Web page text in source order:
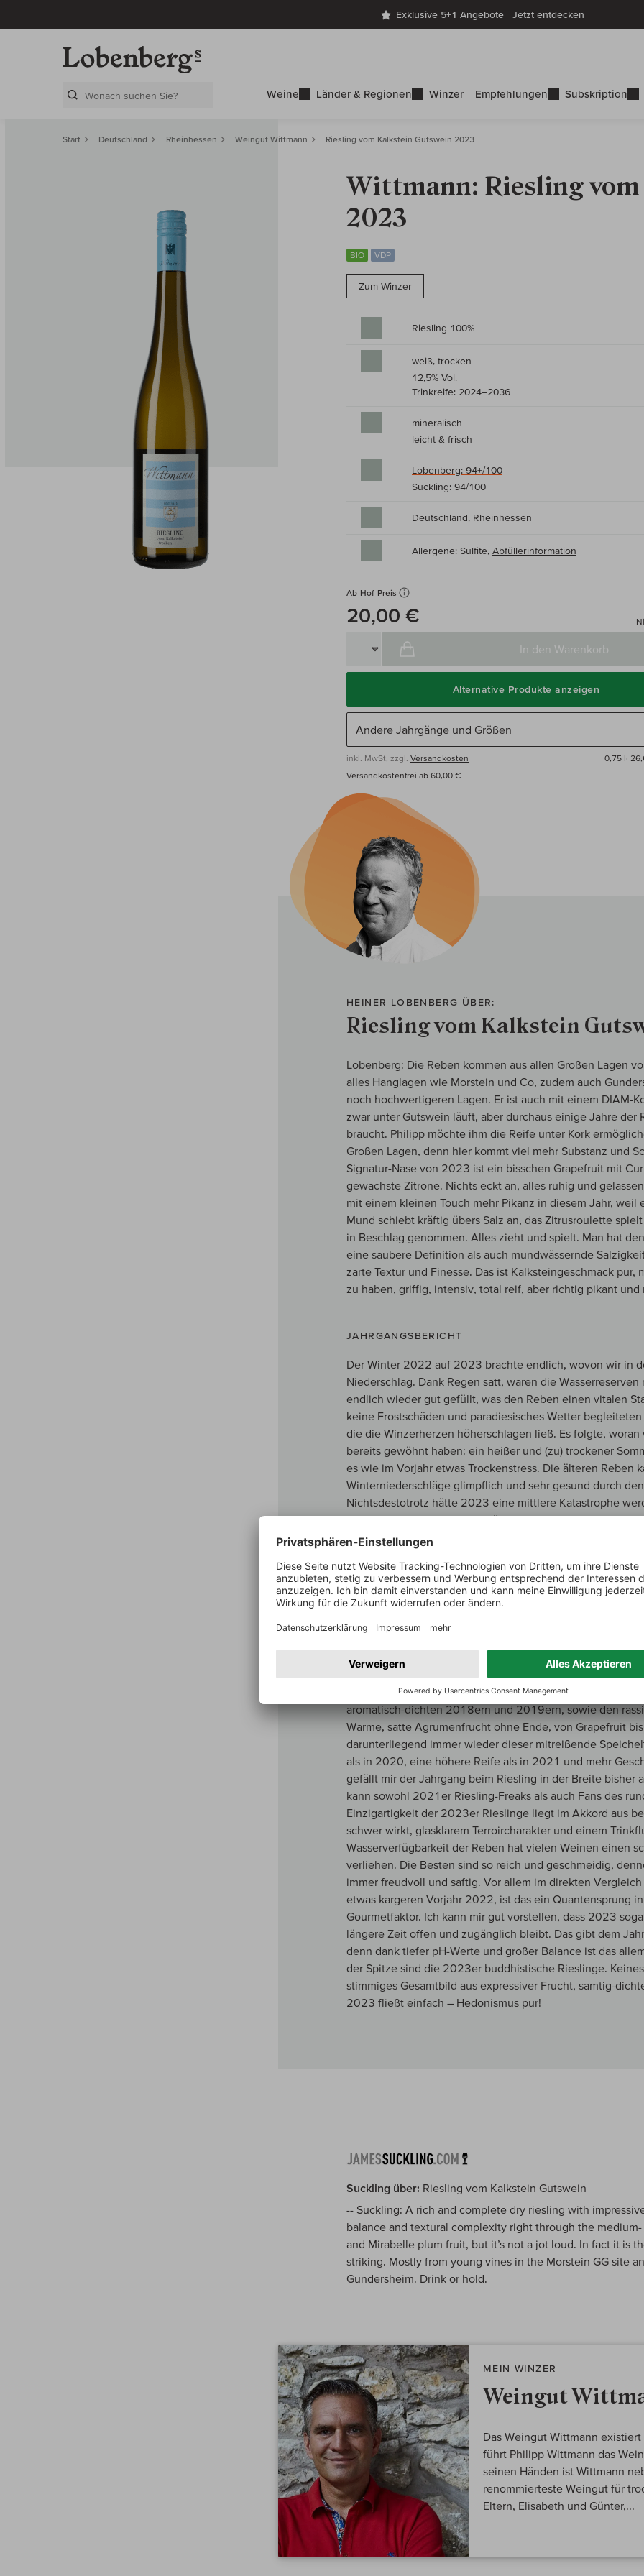
Exklusive 5+1 Angebote Jetzt entdecken
Weine Länder & Regionen Winzer Empfehlungen Subskription
Start Deutschland Rheinhessen Weingut Wittmann Riesling vom Kalkstein Gutswein 2023
Wittmann: Riesling
2023
BIO VDP
Zum Winzer
Riesling 100%
weiß, trocken
12,5% Vol.
Trinkreife: 2024–2036
mineralisch
leicht & frisch
Lobenberg: 94+/100
Suckling: 94/100
Deutschland, Rheinhessen
Allergene: Sulfite, Abfüllerinformation
Ab-Hof-Preis
20,00 €
In den Warenkorb
Alternative Produkte anzeigen
inkl. MwSt, zzgl. Versandkosten 0,75 l·
Versandkostenfrei ab 60,00 €
HEINER LOBENBERG ÜBER:
Riesling vom Kalkstein
Lobenberg: Die Reben kommen aus allen Großen Lagen
alles Hanglagen wie Morstein und Co, zudem auch
noch hochwertigeren Lagen. Er ist auch mit einem DIAM-
zwar unter Gutswein läuft, aber durchaus einige Jahre der
braucht. Philipp möchte ihm die Reife unter Kork
Großen Lagen, denn hier kommt viel mehr Substanz und
Signatur-Nase von 2023 ist ein bisschen Grapefruit mit
gewachste Zitrone. Nichts eckt an, alles ruhig und
mit einem kleinen Touch mehr Pikanz in diesem Jahr,
Mund schiebt kräftig übers Salz an, das Zitrusroulette
in Beschlag genommen. Alles zieht und spielt. Man hat
eine saubere Definition als auch mundwässernde
zarte Textur und Finesse. Das ist Kalksteingeschmack
zu haben, griffig, intensiv, total reif, aber richtig pikant und
JAHRGANGSBERICHT
Der Winter 2022 auf 2023 brachte endlich, wovon wir in
Niederschlag. Dank Regen satt, waren die
endlich wieder gut gefüllt, was den Reben einen vitalen
keine Frostschäden und paradiesisches Wetter
die die Winzerherzen höherschlagen ließ. Es folgte,
bereits gewöhnt haben: ein heißer und (zu) trockener
es wie im Vorjahr etwas Trockenstress. Die älteren Reben
Winterniederschläge glimpflich und sehr gesund durch
Nichtsdestotrotz hätte 2023 eine mittlere Katastrophe
zur Lese so durchgepowert hätte, doch ausgerechnet der
Kehrtwende auf den Hacken, denn es war der
Anfang/Mitte September – gerade recht zur Lesezeit –
Kehrtwende und schwenkte zurück zu sonnig-warmen,
kühleren Nächte ermöglichten eine hocharomatische
Fruchtstärke und kühle Brillanz beschert hat. Tatsächlich
von einem anderen Stern: goldgelb, hochreif und voll
DAS Jahr der Jahre ist, steht natürlich noch in den
grandios… es ist aus mehreren Gründen der
zuvor war in der Vegetationsperiode so »sonnig« UND so
(Wein-)Wunder, dass 2023 diese wundervolle
aromatisch-dichten 2018ern und 2019ern, sowie den
Warme, satte Agrumenfrucht ohne Ende, von Grapefruit
darunterliegend immer wieder dieser mitreißende
als in 2020, eine höhere Reife als in 2021 und mehr
gefällt mir der Jahrgang beim Riesling in der Breite bisher
kann sowohl 2021er Riesling-Freaks als auch Fans des
Einzigartigkeit der 2023er Rieslinge liegt im Akkord aus
schwer wirkt, glasklarem Terroircharakter und einem
Wasserverfügbarkeit der Reben hat vielen Weinen einen
verliehen. Die Besten sind so reich und geschmeidig,
immer freudvoll und saftig. Vor allem im direkten
etwas kargeren Vorjahr 2022, ist das ein Quantensprung
Gourmetfaktor. Ich kann mir gut vorstellen, dass 2023
längere Zeit offen und zugänglich bleibt. Das gibt dem
denn dank tiefer pH-Werte und großer Balance ist das
der Spitze sind die 2023er buddhistische Rieslinge.
stimmiges Gesamtbild aus expressiver Frucht, samtig-
2023 fließt einfach – Hedonismus pur!
Suckling über: Riesling vom Kalkstein Gutswein
-- Suckling: A rich and complete dry riesling with
balance and textural complexity right through the
and Mirabelle plum fruit, but it’s not a jot loud. In fact it is
striking. Mostly from young vines in the Morstein GG site
Gundersheim. Drink or hold.
MEIN WINZER
Weingut
Das Weingut Wittmann
führt Philipp Wittmann das
seinen Händen ist Wittmann
renommierteste Weingut für
Eltern, Elisabeth und Günter,...